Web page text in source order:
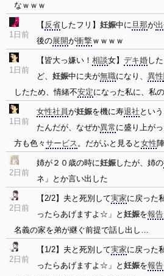
なｗｗｗ
1日前
【 反省したフリ】 妊娠中に旦那が
後の展開が衝撃ｗｗｗｗ
1日前
【皆大っ嫌い！ 相談女】 デキ婚し
ど、 妊娠中に夫が無職になり、 異性
したため、情緒不安定になった私に、私の
1日前
女性社員が妊娠を機に寿退社 とい
たんだが、なぜか異常に盛り上が
方も色々 サービス。だがふと見ると 女性
2日前
姉が２０歳の時に妊娠したが、姉の
ネ」とか言い出した
2日前
【2/2】夫と死別して実家に戻った
ったらあげますよ☆」と 妊娠を報告
名義の家を弟が継ぐ前提で話し出し…
2日前
【1/2】夫と死別して実家に戻った
ったらあげますよ☆」と 妊娠を報告